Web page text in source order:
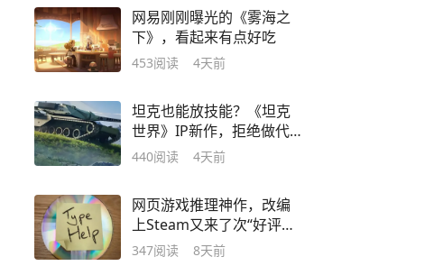
网易刚刚曝光的《雾海之
下》，看起来有点好吃
453阅读 4天前
坦克也能放技能？《坦克
世界》IP新作，拒绝做代
餐
440阅读 4天前
网页游戏推理神作，改编
上Steam又来了次“好评如
潮”？
347阅读 8天前